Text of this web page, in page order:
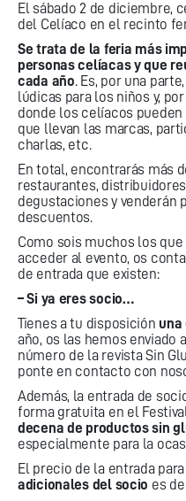
El sábado 2 de diciembre,
del Celíaco en el recinto
Se trata de la feria más
personas celíacas y que
cada año. Es, por una
lúdicas para los niños y,
donde los celíacos
que llevan las marcas,
charlas, etc.
En total, encontrarás más
restaurantes,
degustaciones y venderán
descuentos.
Como sois muchos los
acceder al evento, os
de entrada que existen:
– Si ya eres socio…
Tienes a tu disposición una
año, os las hemos enviado
número de la revista Sin
ponte en contacto con
Además, la entrada de
forma gratuita en el Festival
decena de productos sin
especialmente para la
El precio de la entrada
adicionales del socio es de